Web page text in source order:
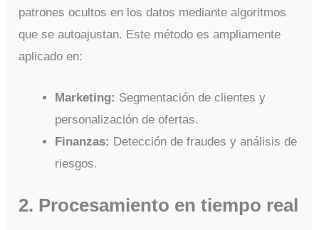
patrones ocultos en los datos mediante algoritmos
que se autoajustan. Este método es ampliamente
aplicado en:
Marketing: Segmentación de clientes y
personalización de ofertas.
Finanzas: Detección de fraudes y análisis de
riesgos.
2. Procesamiento en tiempo real